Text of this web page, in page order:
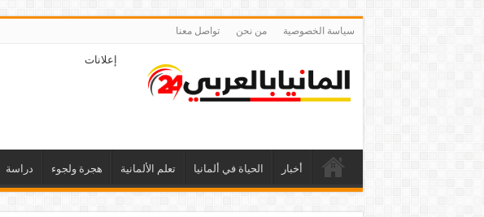
سياسة الخصوصية من نحن تواصل معنا
إعلانات
أخبار الحياة في ألمانيا تعلم الألمانية هجرة ولجوء دراسة